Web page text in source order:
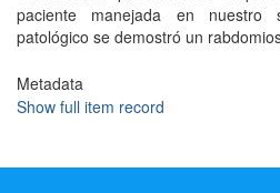
paciente manejada en nuestro
patológico se demostró un
Metadata
Show full item record